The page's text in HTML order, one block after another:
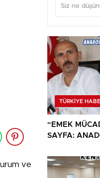
ve
TÜRKİYE
“EMEK
SAYFA: